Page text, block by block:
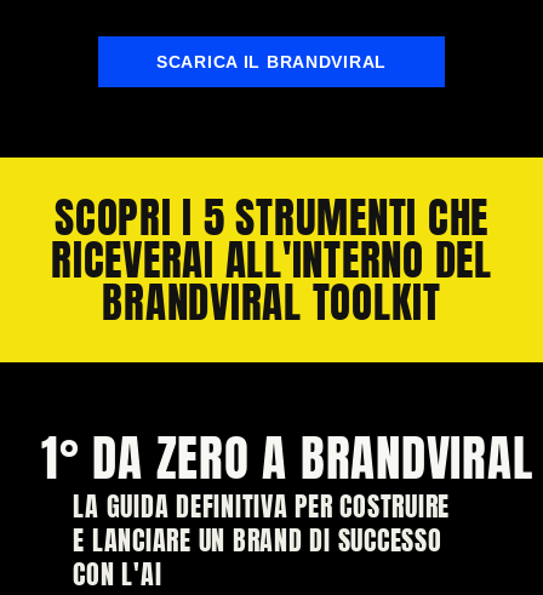
SCARICA IL BRANDVIRAL
SCOPRI I 5 STRUMENTI CHE
RICEVERAI ALL'INTERNO DEL
BRANDVIRAL TOOLKIT
1° DA ZERO A BRANDVIRAL
LA GUIDA DEFINITIVA PER COSTRUIRE
E LANCIARE UN BRAND DI SUCCESSO
CON L'AI